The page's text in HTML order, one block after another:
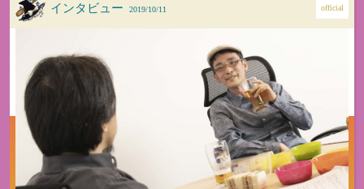
インタビュー 2019/10/11 official